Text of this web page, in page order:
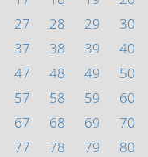
27 28 29
30
37 38 39
40
47 48 49
50
57 58 59
60
67 68 69
70
77 78 79
80